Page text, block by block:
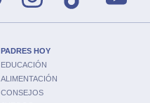
PADRES HOY
EDUCACIÓN
ALIMENTACIÓN
CONSEJOS